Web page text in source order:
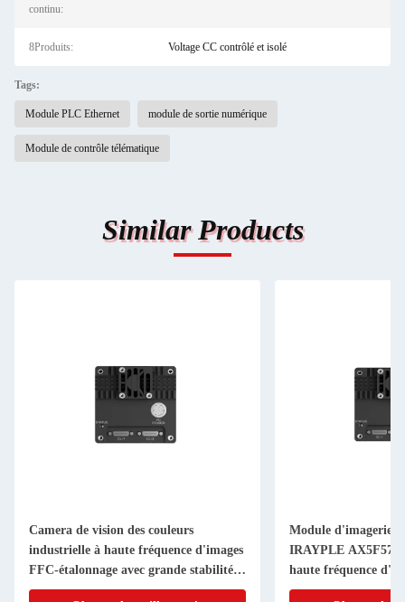
continu:
8Produits: Voltage CC contrôlé et isolé
Tags:
Module PLC Ethernet module de sortie numérique
Module de contrôle télématique
Similar Products
Camera de vision des couleurs
industrielle à haute fréquence d'images
FFC-étalonnage avec grande stabilité
de cache pour l'interface PLC
Module d'imagerie
IRAYPLE
haute fréquence
mémoire cache pour